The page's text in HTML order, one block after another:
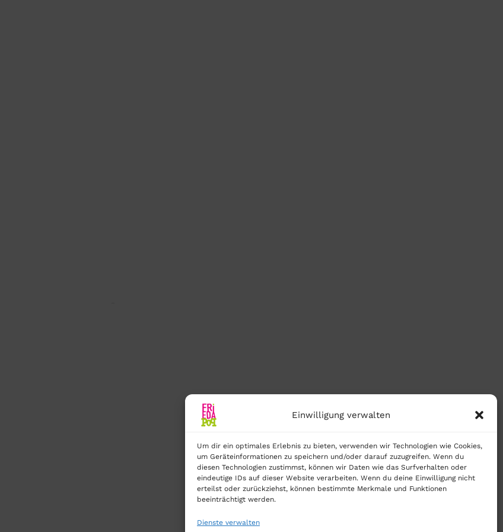
Einwilligung verwalten
Um dir ein optimales Erlebnis zu bieten, verwenden wir Technologien wie Cookies,
um Geräteinformationen zu speichern und/oder darauf zuzugreifen. Wenn du
diesen Technologien zustimmst, können wir Daten wie das Surfverhalten oder
eindeutige IDs auf dieser Website verarbeiten. Wenn du deine Einwilligung nicht
erteilst oder zurückziehst, können bestimmte Merkmale und Funktionen
beeinträchtigt werden.
Dienste verwalten